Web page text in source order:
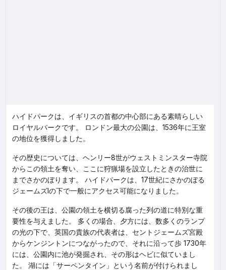
ハイドパークは、イギリスの首都の中心部にある素晴らしい
ロイヤルパークです。 ロンドン最大の公園は、1536年に王室
の地位を獲得しました。
その歴史については、ヘンリー8世がウェストミンスター寺院
からこの領土を奪い、ここに狩猟場を設立したときの治世に
までさかのぼります。 ハイドパークは、17世紀にさかのぼる
ジェームズIの下で一般にアクセス可能になりました。
その後の王は、公園の領土を横切る腐った列の道に特別な重
要性を与えました。 多くの場合、夕方には、数多くのランプ
の光の下で、英国の貴族の代表者は、セントジェームズ宮殿
からケンジントンにつながったので、それに沿って歩 1730年
には、公園内に池が発掘され、その形はヘビに似ていまし
た。 湖には「サーペンタイン」という名前が付けられまし